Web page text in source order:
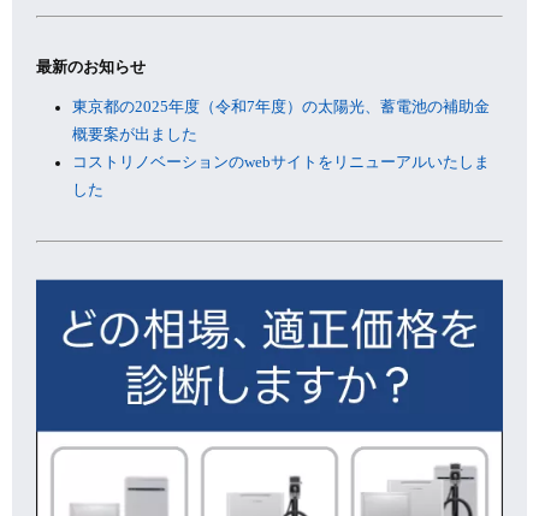
最新のお知らせ
東京都の2025年度（令和7年度）の太陽光、蓄電池の補助金
概要案が出ました
コストリノベーションのwebサイトをリニューアルいたしま
した